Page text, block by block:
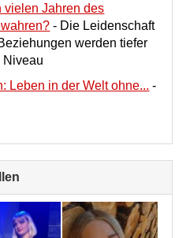
vielen Jahren des
- Die Leidenschaft
werden tiefer
Niveau
Leben in der Welt ohne... -
to
collapse
contents